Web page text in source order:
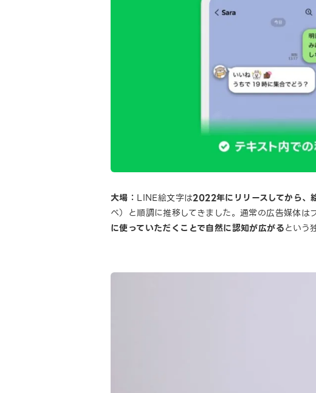
大場： LINE絵文字は2022年にリリースしてから、
べ）と順調に推移してきました。通常の広告媒体
に使っていただくことで自然に認知が広がるという